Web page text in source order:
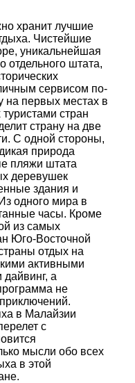
хранит лучшие
Чистейшие
уникальнейшая
отдельного штата,
сервисом по-
на первых местах в
стран
страну на две
С одной стороны,
природа
пляжи штата
деревушек
здания и
одного мира в
часы. Кроме
из самых
Юго-Восточной
отдых на
активными
а
не
в Малайзии
с
мысли обо всех
в этой